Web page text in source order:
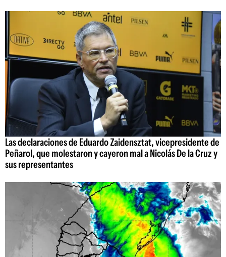
Las declaraciones de Eduardo Zaidensztat, vicepresidente de
Peñarol, que molestaron y cayeron mal a Nicolás De la Cruz y
sus representantes